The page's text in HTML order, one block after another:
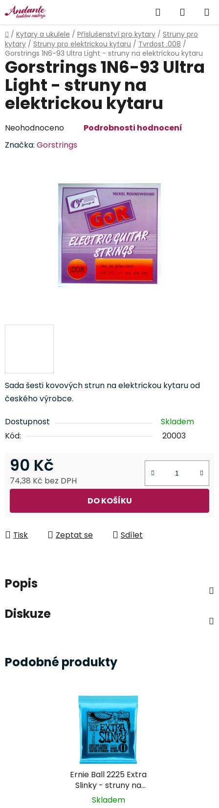
Přejít
na
obsah
Hledat
KOŠÍK
Domů
/ Kytary a ukulele / Příslušenství pro kytary / Struny pro
kytary / Struny pro elektrickou kytaru / Tvrdost .008 /
Gorstrings 1N6-93 Ultra Light - struny na elektrickou kytaru
Sada šesti kovových strun na elektrickou kytaru od
českého výrobce.
Dostupnost
Skladem
Kód:
20003
90 Kč
74,38 Kč bez DPH
DO KOŠÍKU
Tisk Zeptat se Sdílet
Gorstrings 1N6-93 Ultra
Light - struny na
elektrickou kytaru
Průměrné
produktu
Neohodnoceno
Podrobnosti hodnocení
Značka: Gorstrings
Popis
Diskuze
Podobné produkty
Ernie Ball 2225 Extra
Slinky - struny na
elektrickou kytaru
Skladem